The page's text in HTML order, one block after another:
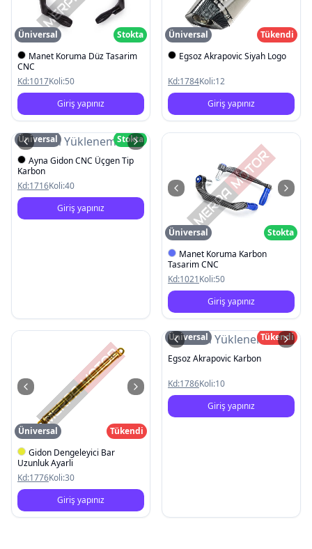
Üniversal
Stokta
Manet Koruma Düz Tasarim
CNC
Kd:1017Koli:50
Giriş yapınız
Üniversal
Tükendi
Egsoz Akrapovic Siyah Logo
Kd:1784Koli:12
Giriş yapınız
Resim Yüklenemedi
Üniversal
Stokta
Ayna Gidon CNC Üçgen Tip
Karbon
Kd:1716Koli:40
Giriş yapınız
Üniversal
Stokta
Manet Koruma Karbon
Tasarim CNC
Kd:1021Koli:50
Giriş yapınız
Üniversal
Tükendi
Gidon Dengeleyici Bar
Uzunluk Ayarli
Kd:1776Koli:30
Giriş yapınız
Resim Yüklenemedi
Üniversal
Tükendi
Egsoz Akrapovic Karbon
Kd:1786Koli:10
Giriş yapınız